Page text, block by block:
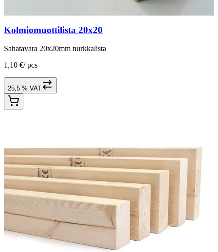
Kolmiomuottilista 20x20
Sahatavara 20x20mm nurkkalista
1,10 €/ pcs
25,5 % VAT